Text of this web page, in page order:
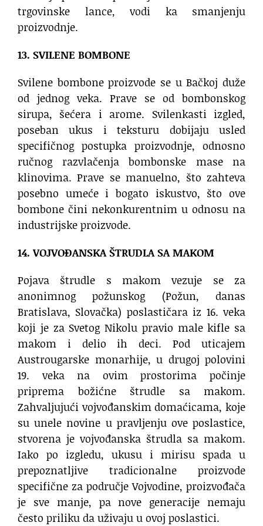
trgovinske lance, vodi ka smanjenju
proizvodnje.
13. SVILENE BOMBONE
Svilene bombone proizvode se u Bačkoj duže
od jednog veka. Prave se od bombonskog
sirupa, šećera i arome. Svilenkasti izgled,
poseban ukus i teksturu dobijaju usled
specifičnog postupka proizvodnje, odnosno
ručnog razvlačenja bombonske mase na
klinovima. Prave se manuelno, što zahteva
posebno umeće i bogato iskustvo, što ove
bombone čini nekonkurentnim u odnosu na
industrijske proizvode.
14. VOJVOĐANSKA ŠTRUDLA SA MAKOM
Pojava štrudle s makom vezuje se za
anonimnog požunskog (Požun, danas
Bratislava, Slovačka) poslastičara iz 16. veka
koji je za Svetog Nikolu pravio male kifle sa
makom i delio ih deci. Pod uticajem
Austrougarske monarhije, u drugoj polovini
19. veka na ovim prostorima počinje
priprema božićne štrudle sa makom.
Zahvaljujući vojvođanskim domaćicama, koje
su unele novine u pravljenju ove poslastice,
stvorena je vojvođanska štrudla sa makom.
Iako po izgledu, ukusu i mirisu spada u
prepoznatljive tradicionalne proizvode
specifične za područje Vojvodine, proizvođača
je sve manje, pa nove generacije nemaju
često priliku da uživaju u ovoj poslastici.